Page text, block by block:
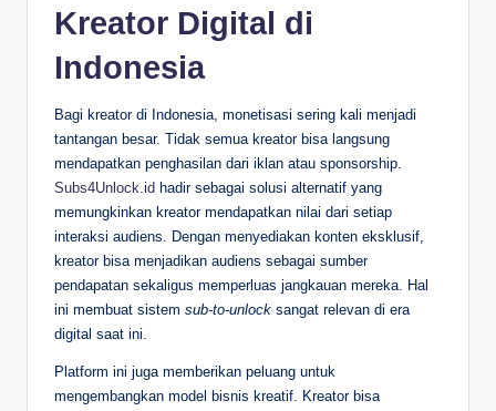
Kreator Digital di
Indonesia
Bagi kreator di Indonesia, monetisasi sering kali menjadi
tantangan besar. Tidak semua kreator bisa langsung
mendapatkan penghasilan dari iklan atau sponsorship.
Subs4Unlock.id hadir sebagai solusi alternatif yang
memungkinkan kreator mendapatkan nilai dari setiap
interaksi audiens. Dengan menyediakan konten eksklusif,
kreator bisa menjadikan audiens sebagai sumber
pendapatan sekaligus memperluas jangkauan mereka. Hal
ini membuat sistem sub-to-unlock sangat relevan di era
digital saat ini.
Platform ini juga memberikan peluang untuk
mengembangkan model bisnis kreatif. Kreator bisa